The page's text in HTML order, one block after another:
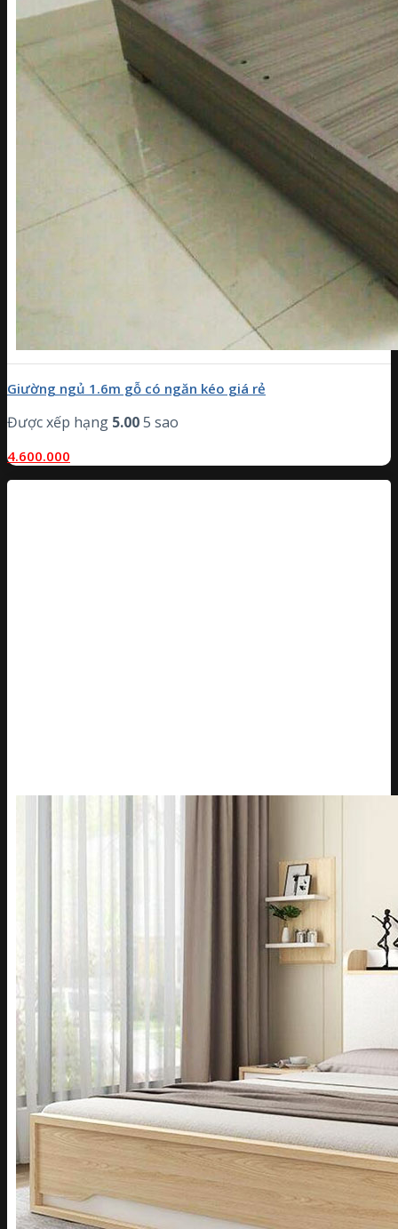
Giường ngủ 1.6m gỗ có ngăn kéo giá rẻ
Được xếp hạng 5.005 sao
4.600.000